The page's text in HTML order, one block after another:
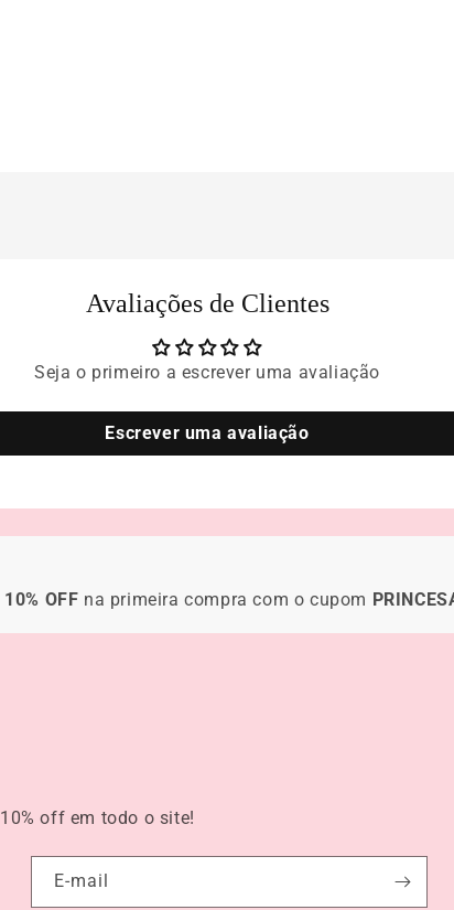
Avaliações de Clientes
Seja o primeiro a escrever uma avaliação
Escrever uma avaliação
10% OFF na primeira compra com o cupom
10% off em todo o site!
E-mail